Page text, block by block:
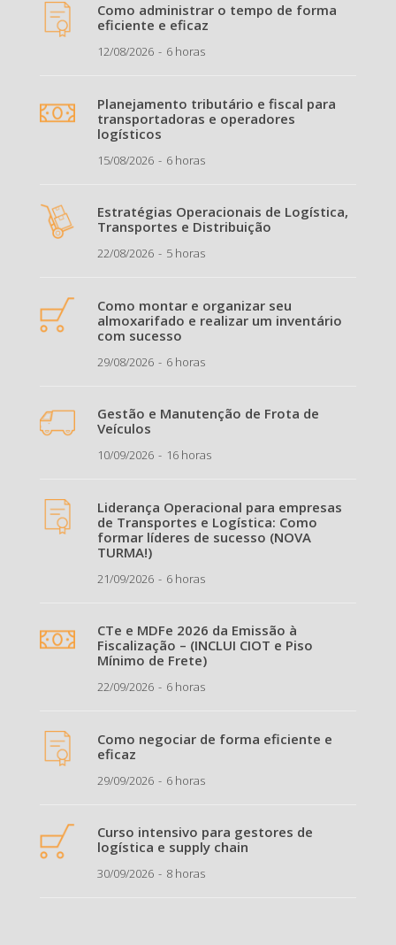
Como administrar o tempo de forma
eficiente e eficaz
12/08/2026 6 horas
Planejamento tributário e fiscal para
transportadoras e operadores
logísticos
15/08/2026 6 horas
Estratégias Operacionais de Logística,
Transportes e Distribuição
22/08/2026 5 horas
Como montar e organizar seu
almoxarifado e realizar um inventário
com sucesso
29/08/2026 6 horas
Gestão e Manutenção de Frota de
Veículos
10/09/2026 16 horas
Liderança Operacional para empresas
de Transportes e Logística: Como
formar líderes de sucesso (NOVA
TURMA!)
21/09/2026 6 horas
CTe e MDFe 2026 da Emissão à
Fiscalização – (INCLUI CIOT e Piso
Mínimo de Frete)
22/09/2026 6 horas
Como negociar de forma eficiente e
eficaz
29/09/2026 6 horas
Curso intensivo para gestores de
logística e supply chain
30/09/2026 8 horas